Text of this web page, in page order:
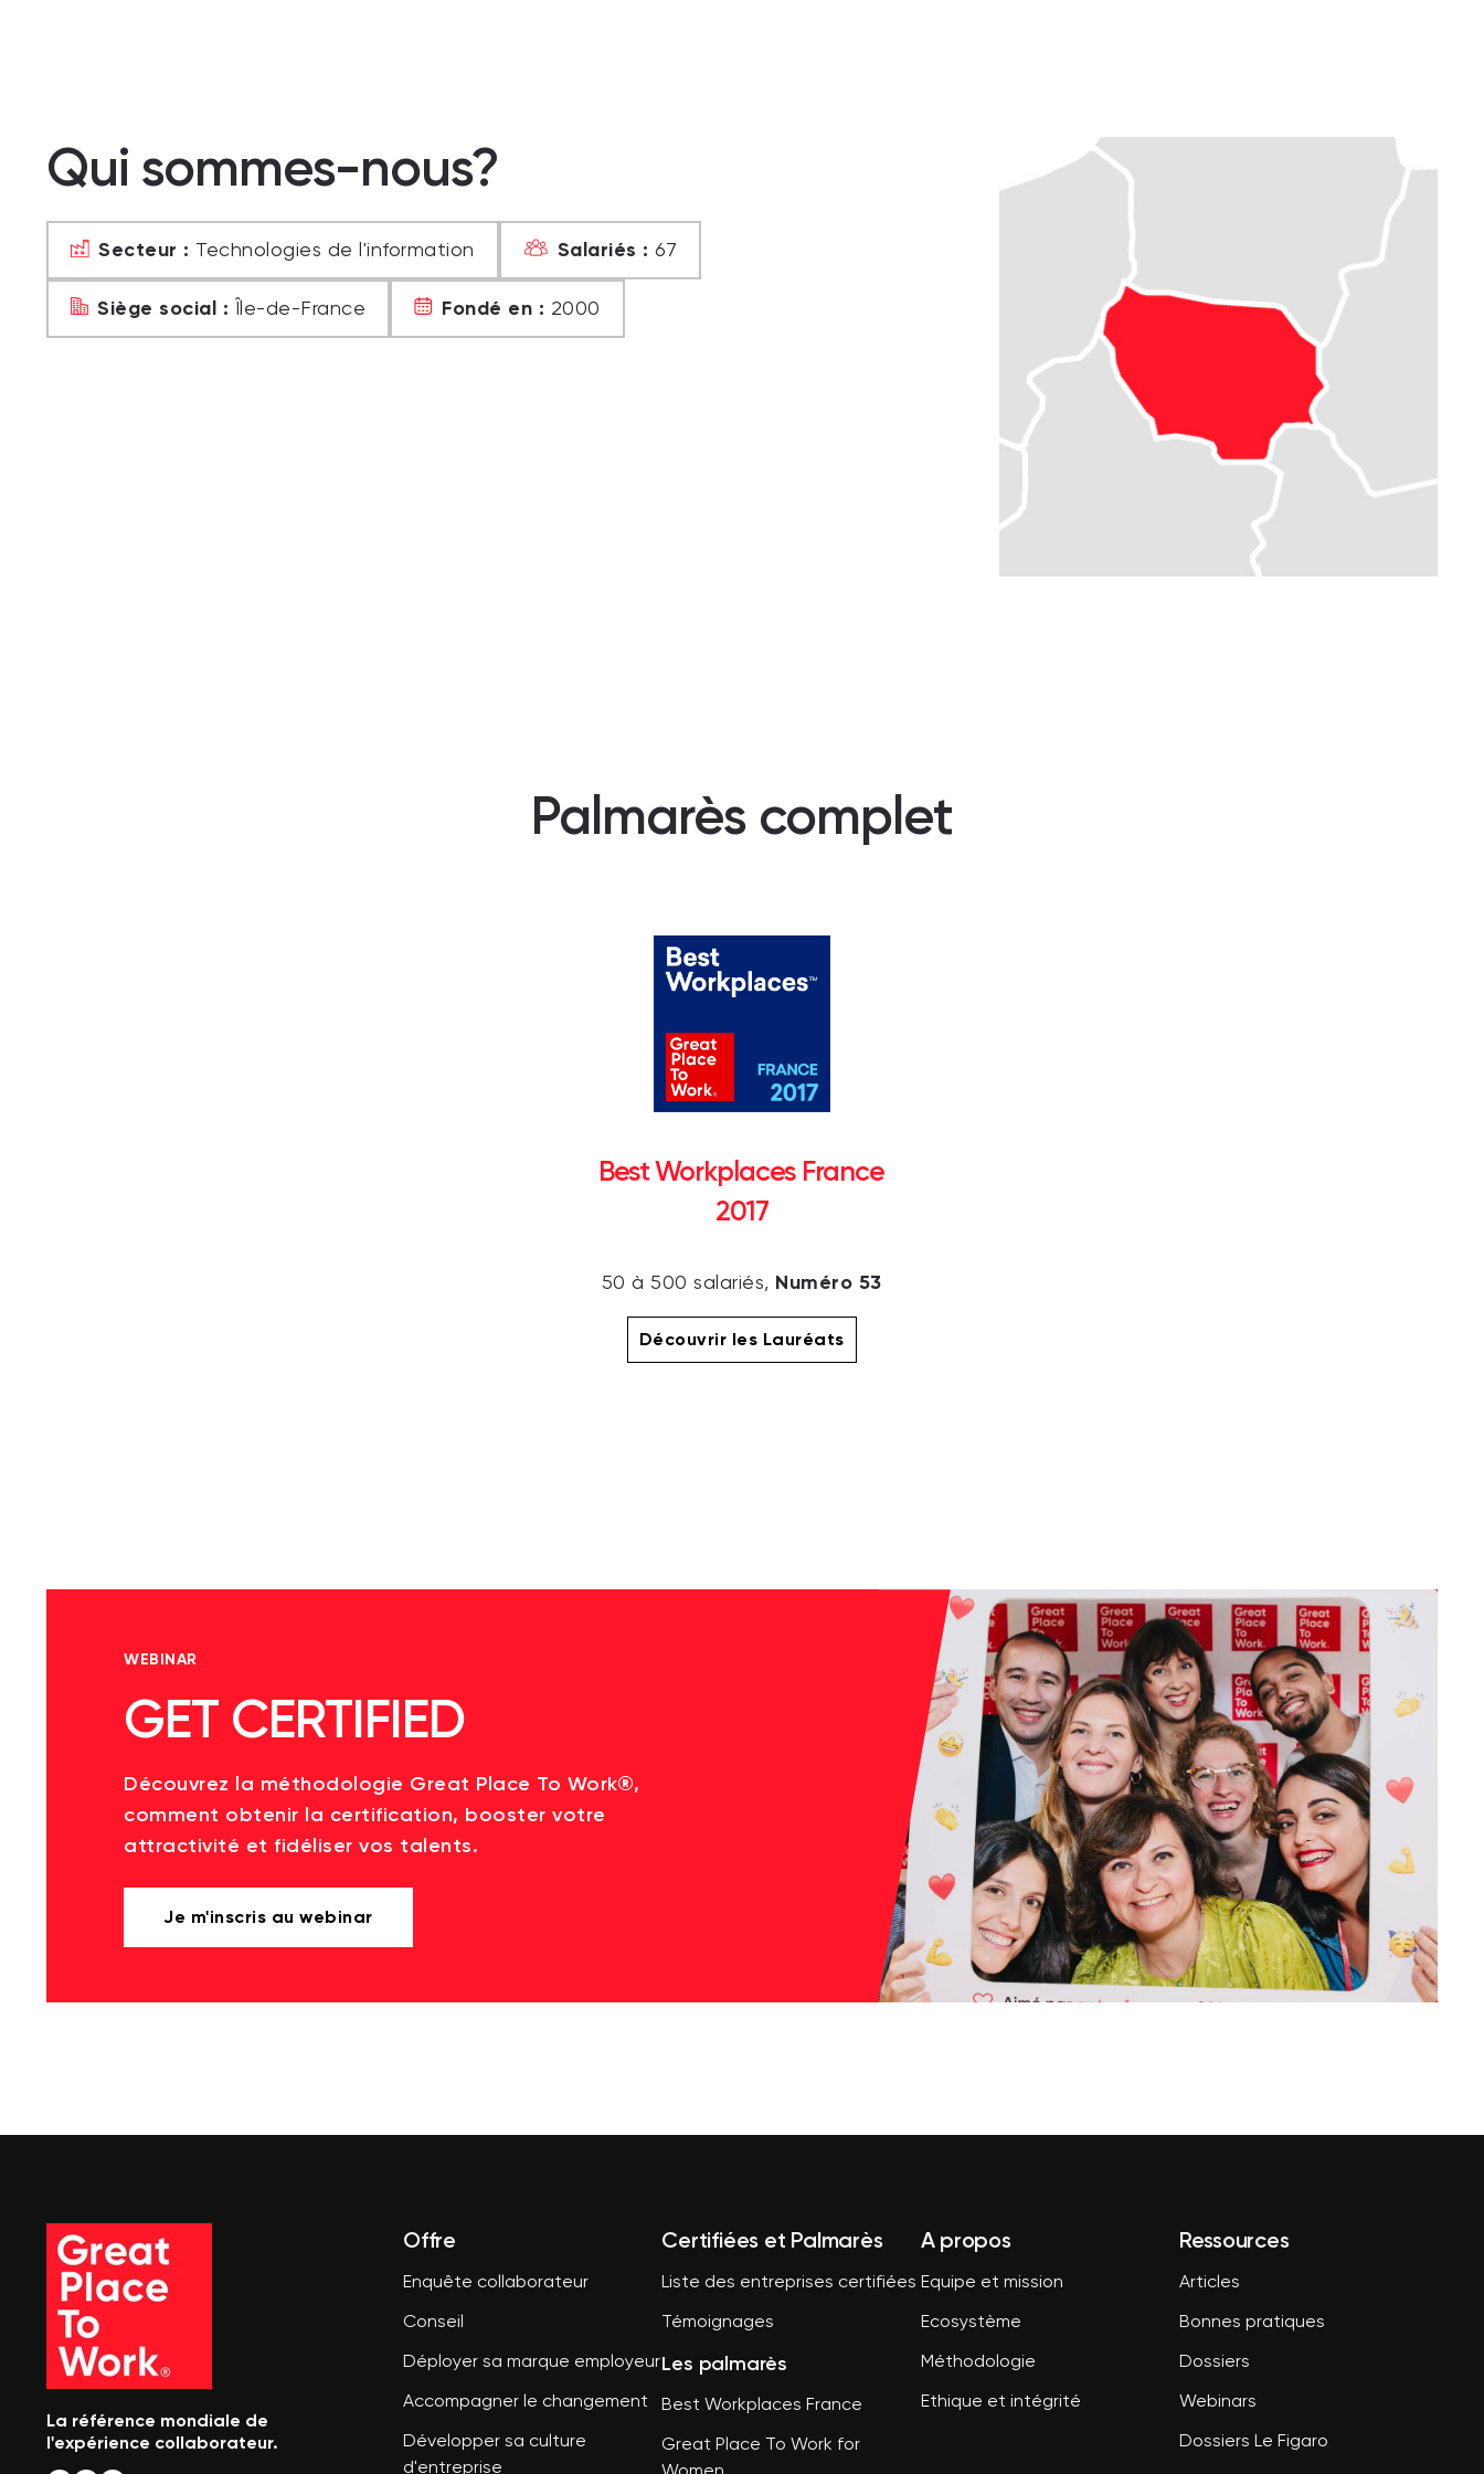
Qui sommes-nous?
Secteur : Technologies de l'information Salariés : 67
Siège social : Île-de-France Fondé en : 2000
Palmarès complet
Best Workplaces France
2017
50 à 500 salariés, Numéro 53
Découvrir les Lauréats
WEBINAR
GET CERTIFIED
Découvrez la méthodologie Great Place To Work®,
comment obtenir la certification, booster votre
attractivité et fidéliser vos talents.
Je m'inscris au webinar
La référence mondiale de
l'expérience collaborateur.
Offre
Enquête collaborateur
Conseil
Déployer sa marque employeur
Accompagner le changement
Développer sa culture
d'entreprise
Certifiées et Palmarès
Liste des entreprises certifiées
Témoignages
Les palmarès
Best Workplaces France
Great Place To Work for
A propos
Equipe et mission
Ecosystème
Méthodologie
Ethique et intégrité
Ressources
Articles
Bonnes pratiques
Dossiers
Webinars
Dossiers Le Figaro